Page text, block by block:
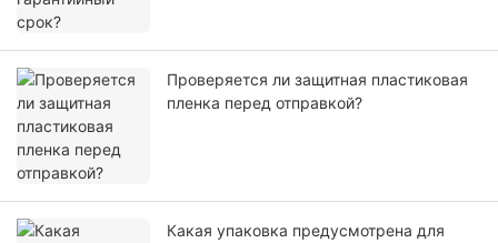
Проверяется ли защитная пластиковая
пленка перед отправкой?
Какая упаковка предусмотрена для